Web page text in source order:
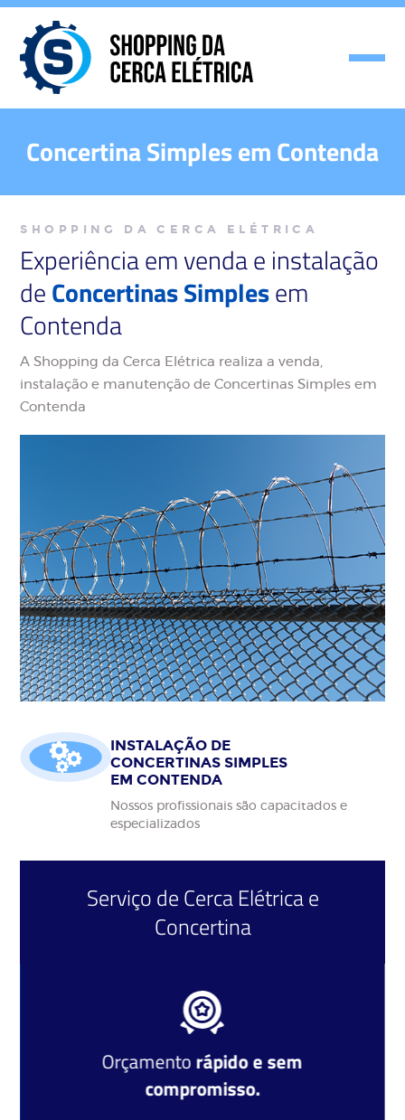
Concertina Simples em Contenda
SHOPPING DA CERCA ELÉTRICA
Experiência em venda e instalação
deConcertinas Simplesem
Contenda
A Shopping da Cerca Elétrica realiza a venda,
instalação e manutenção de Concertinas Simples em
Contenda
INSTALAÇÃO DE
CONCERTINAS SIMPLES
EM CONTENDA
Nossos profissionais são capacitados e
especializados
Serviço deCerca Elétricae
Concertina
Orçamentorápido e sem
compromisso.